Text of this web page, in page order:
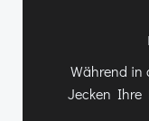
Während in
Jecken Ihre